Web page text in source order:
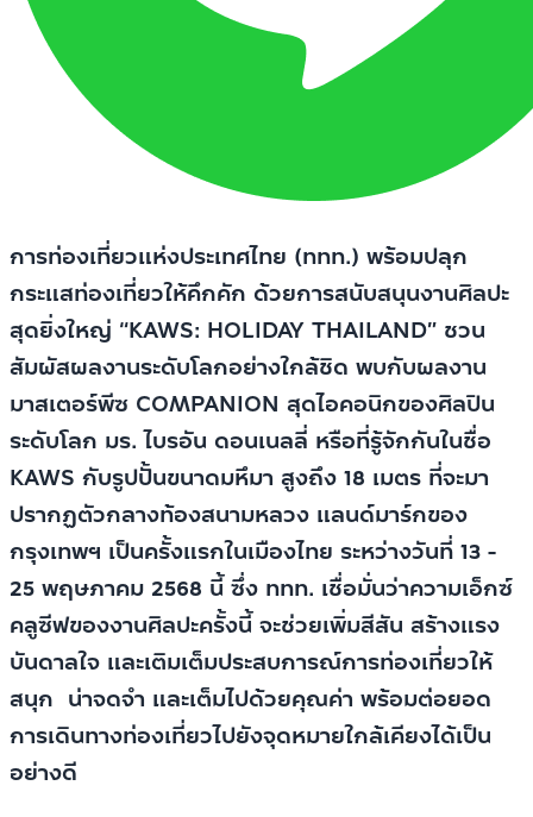
การท่องเที่ยวแห่งประเทศไทย (ททท.) พร้อมปลุก
กระแสท่องเที่ยวให้คึกคัก ด้วยการสนับสนุนงานศิลปะ
สุดยิ่งใหญ่ “KAWS: HOLIDAY THAILAND” ชวน
สัมผัสผลงานระดับโลกอย่างใกล้ชิด พบกับผลงาน
มาสเตอร์พีซ COMPANION สุดไอคอนิกของศิลปิน
ระดับโลก มร. ไบรอัน ดอนเนลลี่ หรือที่รู้จักกันในชื่อ
KAWS กับรูปปั้นขนาดมหึมา สูงถึง 18 เมตร ที่จะมา
ปรากฏตัวกลางท้องสนามหลวง แลนด์มาร์กของ
กรุงเทพฯ เป็นครั้งแรกในเมืองไทย ระหว่างวันที่ 13 -
25 พฤษภาคม 2568 นี้ ซึ่ง ททท. เชื่อมั่นว่าความเอ็กซ์
คลูซีฟของงานศิลปะครั้งนี้ จะช่วยเพิ่มสีสัน สร้างแรง
บันดาลใจ และเติมเต็มประสบการณ์การท่องเที่ยวให้
สนุก น่าจดจำ และเต็มไปด้วยคุณค่า พร้อมต่อยอด
การเดินทางท่องเที่ยวไปยังจุดหมายใกล้เคียงได้เป็น
อย่างดี